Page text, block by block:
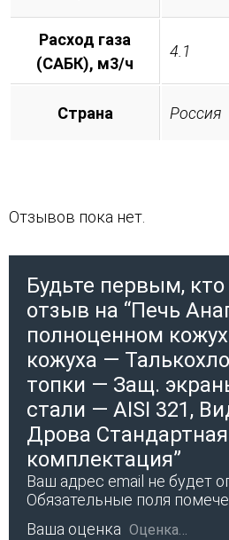
Расход газа
(САБК), м3/ч
4.1
Страна Россия
Отзывов пока нет.
Будьте первым,
отзыв на “Печь
полноценном
кожуха —
топки — Защ.
стали — AISI 321,
Дрова Стандартная
комплектация”
Ваш адрес email не будет
Обязательные поля
Ваша оценка